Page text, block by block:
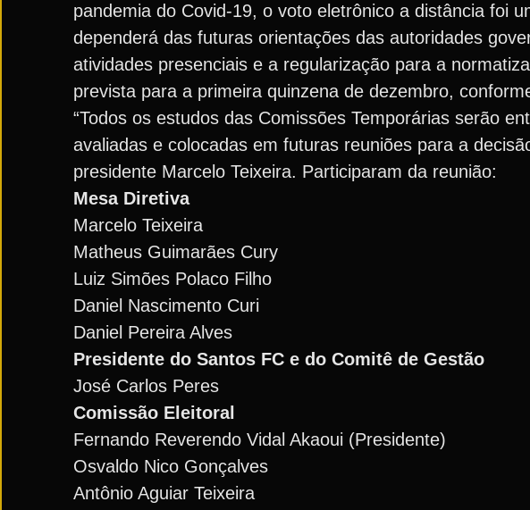
pandemia do Covid-19, o voto eletrônico a distância foi
dependerá das futuras orientações das autoridades
atividades presenciais e a regularização para a
prevista para a primeira quinzena de dezembro,
“Todos os estudos das Comissões Temporárias serão
avaliadas e colocadas em futuras reuniões para a
presidente Marcelo Teixeira. Participaram da reunião:
Mesa Diretiva
Marcelo Teixeira
Matheus Guimarães Cury
Luiz Simões Polaco Filho
Daniel Nascimento Curi
Daniel Pereira Alves
Presidente do Santos FC e do Comitê de Gestão
José Carlos Peres
Comissão Eleitoral
Fernando Reverendo Vidal Akaoui (Presidente)
Osvaldo Nico Gonçalves
Antônio Aguiar Teixeira